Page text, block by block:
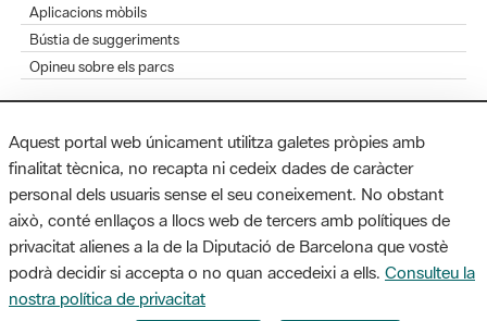
Aplicacions mòbils
Bústia de suggeriments
Opineu sobre els parcs
MAPA WEB AVÍS LEGAL ACCESSIBILITAT
Diputació de Barcelona. Edifici Llacuna, 1a planta. Badajoz, 49. 08005
Barcelona. Tel. 934 022 428 / xarxaparcs@diba.cat
Aquest portal web únicament utilitza galetes pròpies amb
finalitat tècnica, no recapta ni cedeix dades de caràcter
personal dels usuaris sense el seu coneixement. No obstant
això, conté enllaços a llocs web de tercers amb polítiques de
privacitat alienes a la de la Diputació de Barcelona que vostè
podrà decidir si accepta o no quan accedeixi a ells. Consulteu la
nostra política de privacitat